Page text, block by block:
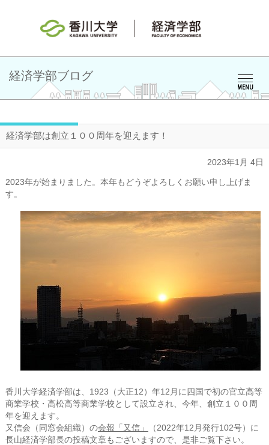
MENU
経済学部ブログ
経済学部は創立１００周年を迎えます！
2023年1月 4日
2023年が始まりました。本年もどうぞよろしくお願い申し上げま
す。
香川大学経済学部は、1923（大正12）年12月に四国で初の官立高等
商業学校・高松高等商業学校として設立され、今年、創立１００周
年を迎えます。
又信会（同窓会組織）の会報「又信」
（2022年12月発行102号）に
長山経済学部長の投稿文章もございますので、是非ご覧下さい。